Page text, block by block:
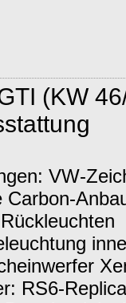
(KW
VW-
Carbon-
RS6-